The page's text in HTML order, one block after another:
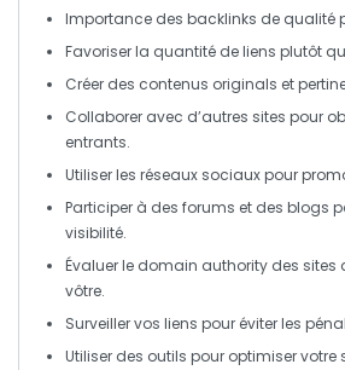
Importance des backlinks de qualité
Favoriser la quantité deliens plutôt
Créer des contenus originals et
Collaborer avec d’autres sites pour
entrants.
Utiliser les réseaux sociaux pour
Participer à des forums et des blogs
visibilité.
Évaluer le domain authority des sites
vôtre.
Surveiller vos liens pour éviter les
Utiliser des outils pour optimiser votre